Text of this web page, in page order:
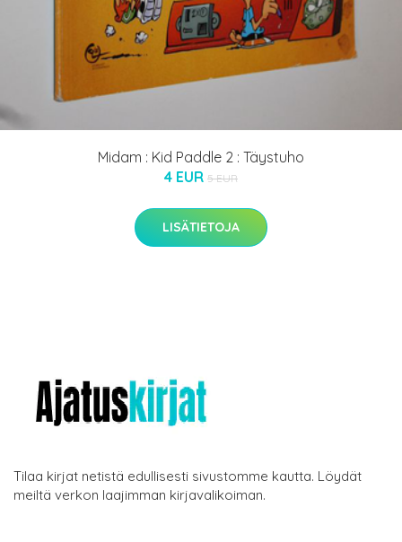
Midam : Kid Paddle 2 : Täystuho
4 EUR 5 EUR
LISÄTIETOJA
Tilaa kirjat netistä edullisesti sivustomme kautta. Löydät
meiltä verkon laajimman kirjavalikoiman.